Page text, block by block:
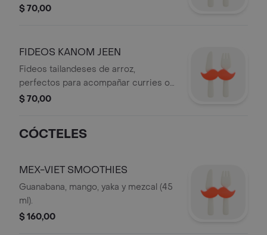
acompañamiento.
$ 70,00
FIDEOS KANOM JEEN
Fideos tailandeses de arroz,
perfectos para acompañar curries o
ensaladas.
$ 70,00
CÓCTELES
MEX-VIET SMOOTHIES
Guanabana, mango, yaka y mezcal (45
ml).
$ 160,00